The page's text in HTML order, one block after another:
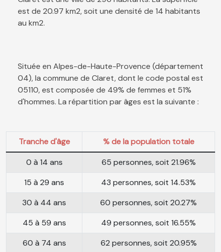
est de 20.97 km2, soit une densité de 14 habitants
au km2.
Située en Alpes-de-Haute-Provence (département
04), la commune de Claret, dont le code postal est
05110, est composée de 49% de femmes et 51%
d'hommes. La répartition par âges est la suivante :
Tranche d'âge
% de la population totale
0 à 14 ans
65 personnes, soit 21.96%
15 à 29 ans
43 personnes, soit 14.53%
30 à 44 ans
60 personnes, soit 20.27%
45 à 59 ans
49 personnes, soit 16.55%
60 à 74 ans
62 personnes, soit 20.95%